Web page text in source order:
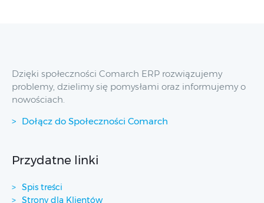
Dzięki społeczności Comarch ERP rozwiązujemy
problemy, dzielimy się pomysłami oraz informujemy o
nowościach.
Dołącz do Społeczności Comarch
Przydatne linki
Spis treści
Strony dla Klientów